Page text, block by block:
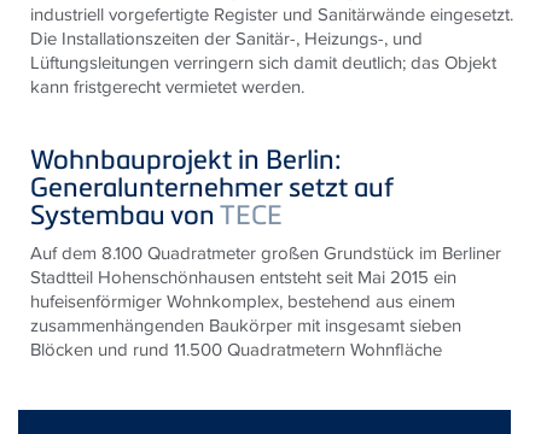
industriell vorgefertigte Register und Sanitärwände eingesetzt.
Die Installationszeiten der Sanitär-, Heizungs-, und
Lüftungsleitungen verringern sich damit deutlich; das Objekt
kann fristgerecht vermietet werden.
Wohnbauprojekt in Berlin:
Generalunternehmer setzt auf
Systembau vonTECE
Auf dem 8.100 Quadratmeter großen Grundstück im Berliner
Stadtteil Hohenschönhausen entsteht seit Mai 2015 ein
hufeisenförmiger Wohnkomplex, bestehend aus einem
zusammenhängenden Baukörper mit insgesamt sieben
Blöcken und rund 11.500 Quadratmetern Wohnfläche